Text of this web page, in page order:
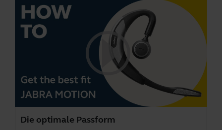
Die optimale Passform